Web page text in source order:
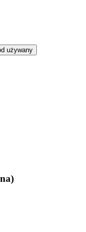
używany